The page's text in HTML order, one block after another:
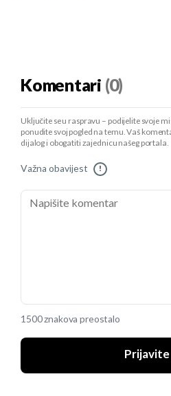
Komentari (0)
Uključite se u raspravu – podijelite svoje
ponudite svoj pogled na temu. Vaš
dijalog i obogatiti zajednicu našeg portala.
Važna obavijest !
1500 znakova preostalo
Prijavite